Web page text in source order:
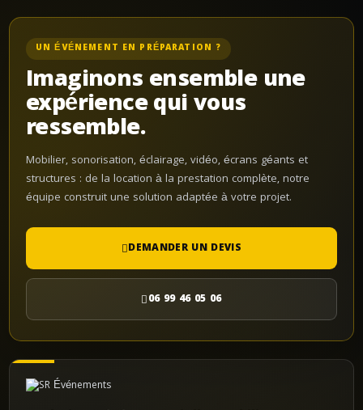
UN ÉVÉNEMENT EN PRÉPARATION ?
Imaginons ensemble une
expérience qui vous
ressemble.
Mobilier, sonorisation, éclairage, vidéo, écrans géants et
structures : de la location à la prestation complète, notre
équipe construit une solution adaptée à votre projet.
DEMANDER UN DEVIS
06 99 46 05 06